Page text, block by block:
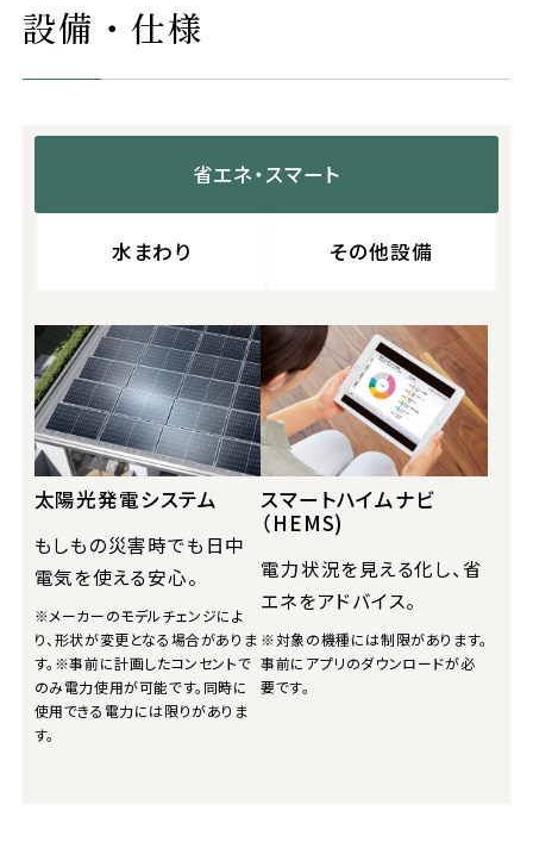
設備・仕様
省エネ・スマート
水まわり その他設備
太陽光発電システム
もしもの災害時でも日中
電気を使える安心。
※メーカーのモデルチェンジによ
り、形状が変更となる場合がありま
す。※事前に計画したコンセントで
のみ電力使用が可能です。同時に
使用できる電力には限りがありま
す。
スマートハイムナビ
（HEMS)
電力状況を見える化し、省
エネをアドバイス。
※対象の機種には制限があります。
事前にアプリのダウンロードが必
要です。